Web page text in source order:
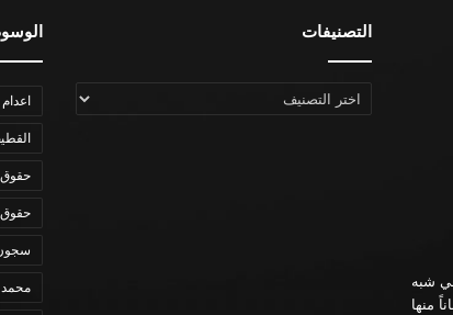
شبه
هـ ـ 1992م إيماناً منها
التصنيفات
التصنيفات اعدام
حقوق
حقوق